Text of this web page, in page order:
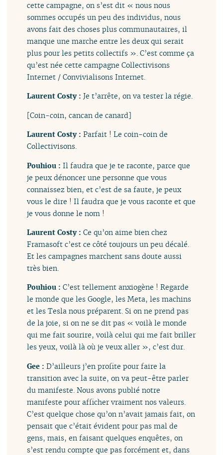
cette campagne, on s’est dit « nous nous
sommes occupés un peu des individus, nous
avons fait des choses plus communautaires, il
manque une marche entre les deux qui serait
plus pour les petits collectifs ». C’est comme ça
qu’est née cette campagne Collectivisons
Internet / Convivialisons Internet.
Laurent Costy :Je t’arrête, on va tester la régie.
[Coin-coin, cancan de canard]
Laurent Costy :Parfait ! Le coin-coin de
Collectivisons.
Pouhiou :Il faudra que je te raconte, parce que
je peux dénoncer une personne que vous
connaissez bien, et c’est de sa faute, je peux
vous le dire ! Il faudra que je vous raconte et que
je vous donne le nom !
Laurent Costy :Ce qu’on aime bien chez
Framasoft c’est ce côté toujours un peu décalé.
Et les campagnes marchent sans doute aussi
très bien.
Pouhiou :C’est tellement anxiogène ! Regarde
le monde que les Google, les Meta, les machins
et les Tesla nous préparent. Si on ne prend pas
de la joie, si on ne se dit pas « voilà le monde
qui me fait sourire, voilà celui qui me fait briller
les yeux, voilà là où je veux aller », c’est dur.
Gee :D’ailleurs j’en profite pour faire la
transition avec la suite, on va peut-être parler
du manifeste. Nous avons publié notre
manifeste pour afficher vraiment nos valeurs.
C’est quelque chose qu’on n’avait jamais fait, on
pensait que c’était évident pour pas mal de
gens, mais, en faisant quelques enquêtes, on
s’est rendu compte que pas forcément et, dans